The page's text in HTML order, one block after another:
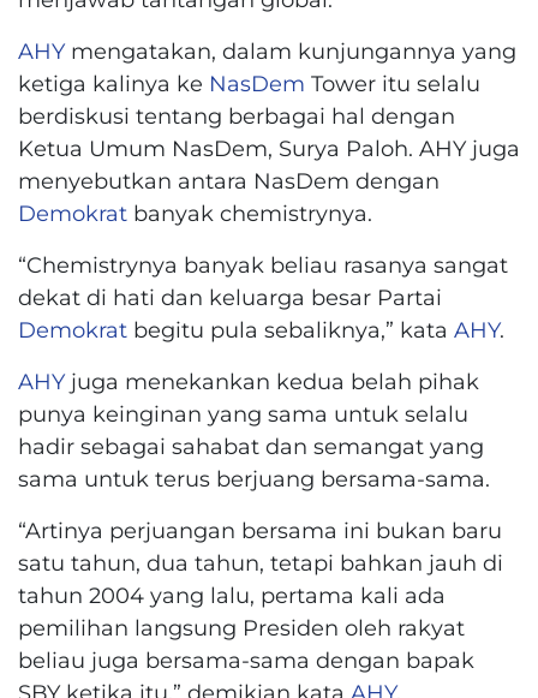
AHYmengatakan, dalam kunjungannya yang
ketiga kalinya ke NasDem Tower itu selalu
berdiskusi tentang berbagai hal dengan
Ketua Umum NasDem, Surya Paloh. AHY juga
menyebutkan antara NasDem dengan
Demokrat banyak chemistrynya.
“Chemistrynya banyak beliau rasanya sangat
dekat di hati dan keluarga besar Partai
Demokrat begitu pula sebaliknya,” kata AHY.
AHYjuga menekankan kedua belah pihak
punya keinginan yang sama untuk selalu
hadir sebagai sahabat dan semangat yang
sama untuk terus berjuang bersama-sama.
“Artinya perjuangan bersama ini bukan baru
satu tahun, dua tahun, tetapi bahkan jauh di
tahun 2004 yang lalu, pertama kali ada
pemilihan langsung Presiden oleh rakyat
beliau juga bersama-sama dengan bapak